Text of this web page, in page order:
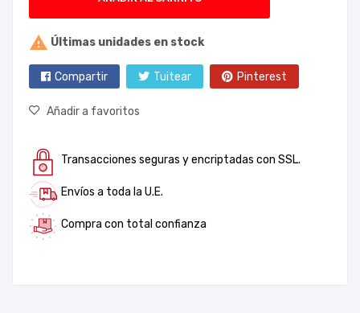
 Últimas unidades en stock
Compartir Tuitear Pinterest
Añadir a favoritos
Transacciones seguras y encriptadas con SSL.
Envíos a toda la U.E.
Compra con total confianza